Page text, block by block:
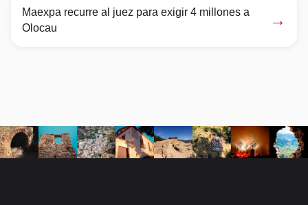
Maexpa recurre al juez para exigir 4 millones a
Olocau
→